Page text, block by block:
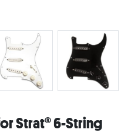
Strat® 6-String